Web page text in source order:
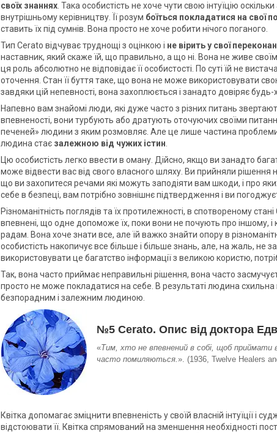
своїх знаннях . Така особистість не хоче чути свою інтуїцію
внутрішньому керівництву. Її розум боїться покладатися на свої
ставить їх під сумнів. Вона просто не хоче робити нічого поганого.
Тип Cerato відчуває труднощі з оцінкою і не вірить у свої
наставник, який скаже їй, що правильно, а що ні. Вона не живе
ця роль абсолютно не відповідає її особистості. По суті їй не
оточення. Стан її буття таке, що вона не може використовувати
завдяки цій непевності, вона захоплюється і занадто довіряє
Напевно вам знайомі люди, які дуже часто з різних питань
впевненості, вони турбують або дратують оточуючих своїми
печеней» людини з яким розмовляє. Але це лише частина проблеми
людина стає залежною від чужих істин
Цю особистість легко ввести в оману. Дійсно, якщо ви занадто
може відвести вас від свого власного шляху. Ви прийняли
що ви захопитеся речами які можуть заподіяти вам шкоди, і про
себе в безпеці, вам потрібно зовнішнє підтвердження і ви
Різноманітність поглядів та їх протилежності, в спотвореному
впевнені, що одне допоможе їх, поки вони не почують про іншому,
радам. Вона хоче знати все, але їй важко знайти опору в
особистість накопичує все більше і більше знань, але, на жаль,
використовувати це багатство інформації з великою користю,
Так, вона часто приймає неправильні рішення, вона часто
просто не може покладатися на себе. В результаті людина схильна
безпорадним і залежним людиною.
№5 Cerato. Опис від доктора
«Тим, хто не впевнений в собі, щоб приймати
часто помиляються.». (1936, Twelve Healers
Квітка допомагає зміцнити впевненість у своїй власній інтуїції
відстоювати її. Квітка спрямований на зменшення необхідності